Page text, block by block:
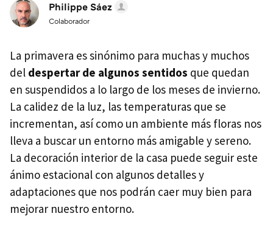
Philippe Sáez
Colaborador
La primavera es sinónimo para muchas y muchos
del despertar de algunos sentidos que quedan
en suspendidos a lo largo de los meses de invierno.
La calidez de la luz, las temperaturas que se
incrementan, así como un ambiente más floras nos
lleva a buscar un entorno más amigable y sereno.
La decoración interior de la casa puede seguir este
ánimo estacional con algunos detalles y
adaptaciones que nos podrán caer muy bien para
mejorar nuestro entorno.